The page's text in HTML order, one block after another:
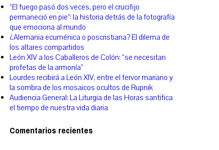
“El fuego pasó dos veces, pero el crucifijo
permaneció en pie”: la historia detrás de la fotografía
que emociona al mundo
¿Alemania ecuménica o poscristiana? El dilema de
los altares compartidos
León XIV a los Caballeros de Colón: “se necesitan
profetas de la armonía”
Lourdes recibirá a León XIV, entre el fervor mariano y
la sombra de los mosaicos ocultos de Rupnik
Audiencia General: La Liturgia de las Horas santifica
el tiempo de nuestra vida diaria
Comentarios recientes